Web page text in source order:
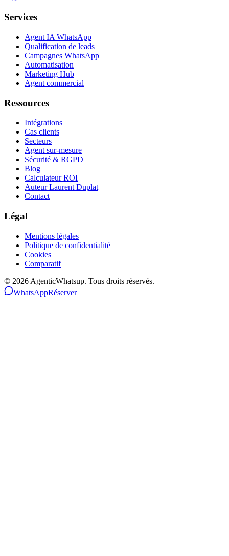
Services
Agent IA WhatsApp
Qualification de leads
Campagnes WhatsApp
Automatisation
Marketing Hub
Agent commercial
Ressources
Intégrations
Cas clients
Secteurs
Agent sur-mesure
Sécurité & RGPD
Blog
Calculateur ROI
Auteur Laurent Duplat
Contact
Légal
Mentions légales
Politique de confidentialité
Cookies
Comparatif
© 2026 AgenticWhatsup. Tous droits réservés.
WhatsAppRéserver